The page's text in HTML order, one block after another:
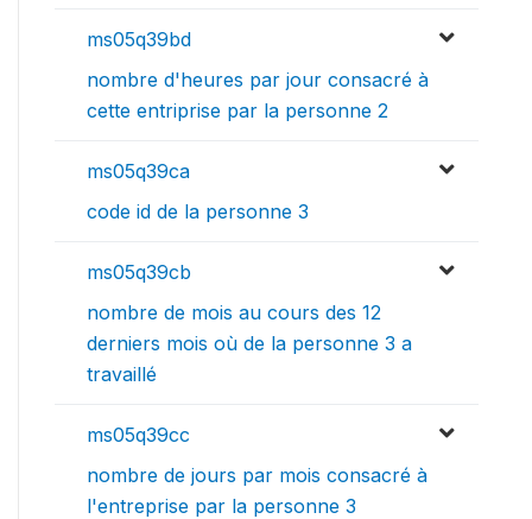
ms05q39bd
nombre d'heures par jour consacré à
cette entriprise par la personne 2
ms05q39ca
code id de la personne 3
ms05q39cb
nombre de mois au cours des 12
derniers mois où de la personne 3 a
travaillé
ms05q39cc
nombre de jours par mois consacré à
l'entreprise par la personne 3